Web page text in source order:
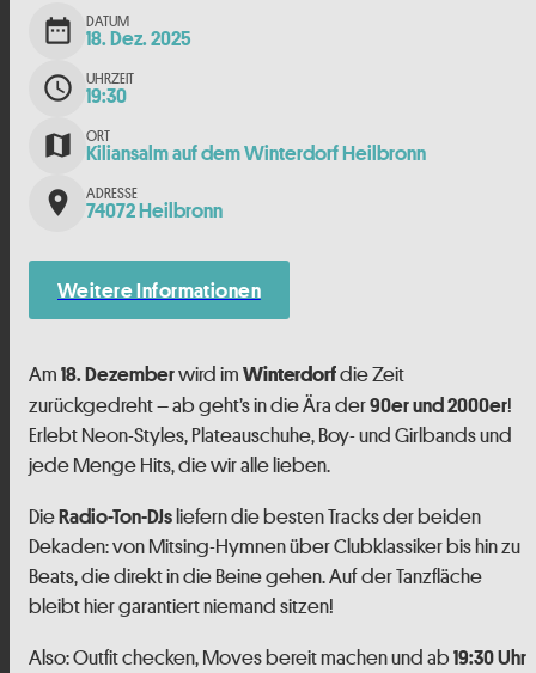
date_range DATUM
18. Dez. 2025
schedule UHRZEIT
19:30
map ORT
Kiliansalm auf dem Winterdorf Heilbronn
place ADRESSE
74072 Heilbronn
Weitere Informationen
Am 18. Dezemberwird imWinterdorfdie Zeit
zurückgedreht – ab geht’s in die Ära der90er und 2000er!
Erlebt Neon-Styles, Plateauschuhe, Boy- und Girlbands und
jede Menge Hits, die wir alle lieben.
DieRadio-Ton-DJsliefern die besten Tracks der beiden
Dekaden: von Mitsing-Hymnen über Clubklassiker bis hin zu
Beats, die direkt in die Beine gehen. Auf der Tanzfläche
bleibt hier garantiert niemand sitzen!
Also: Outfit checken, Moves bereit machen und ab19:30 Uhr